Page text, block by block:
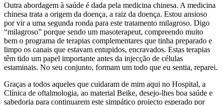
Outra abordagem à saúde é dada pela medicina chinesa. A medicina
chinesa trata a origem da doença, a raiz da doença. Estou ansioso
por vir a uma segunda ronda para este tratamento milagroso. Digo
“milagroso” porque sendo um masoterapeut, compreendo muito
bem o programa de terapias complementares que tinha preparado e
limpo os canais que estavam entupidos, encravados. Estas terapias
têm tido um papel importante antes da injecção de células
estaminais. No seu conjunto, formam um todo que eu sentia, reparei.
Graças a todos aqueles que cuidaram de mim aqui no Hospital, a
Clínica de oftalmologia, ao material Beike, desejo-lhes boa saúde e
sabedoria para continuarem este simpático projecto esperado por